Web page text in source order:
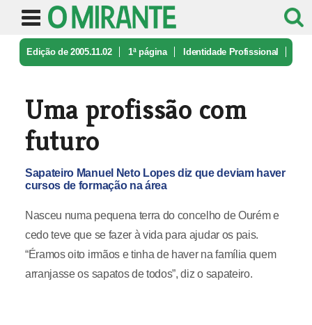
Edição de 2005.11.02 1ª página Identidade Profissional
Uma profissão com
futuro
Sapateiro Manuel Neto Lopes diz que deviam haver
cursos de formação na área
Nasceu numa pequena terra do concelho de Ourém e
cedo teve que se fazer à vida para ajudar os pais.
“Éramos oito irmãos e tinha de haver na família quem
arranjasse os sapatos de todos”, diz o sapateiro.